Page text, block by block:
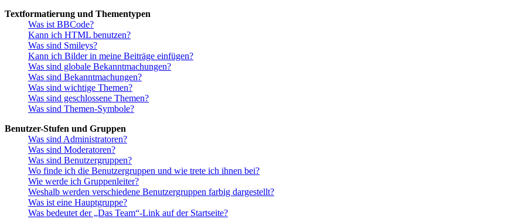
Textformatierung und Thementypen
Was ist BBCode?
Kann ich HTML benutzen?
Was sind Smileys?
Kann ich Bilder in meine Beiträge einfügen?
Was sind globale Bekanntmachungen?
Was sind Bekanntmachungen?
Was sind wichtige Themen?
Was sind geschlossene Themen?
Was sind Themen-Symbole?
Benutzer-Stufen und Gruppen
Was sind Administratoren?
Was sind Moderatoren?
Was sind Benutzergruppen?
Wo finde ich die Benutzergruppen und wie trete ich ihnen bei?
Wie werde ich Gruppenleiter?
Weshalb werden verschiedene Benutzergruppen farbig dargestellt?
Was ist eine Hauptgruppe?
Was bedeutet der „Das Team“-Link auf der Startseite?